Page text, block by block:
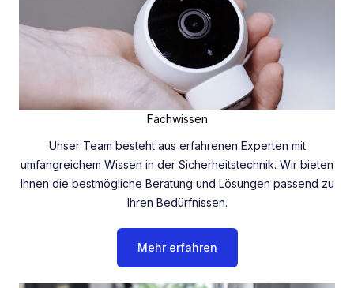
Fachwissen
Unser Team besteht aus erfahrenen Experten mit
umfangreichem Wissen in der Sicherheitstechnik. Wir bieten
Ihnen die bestmögliche Beratung und Lösungen passend zu
Ihren Bedürfnissen.
Mehr erfahren